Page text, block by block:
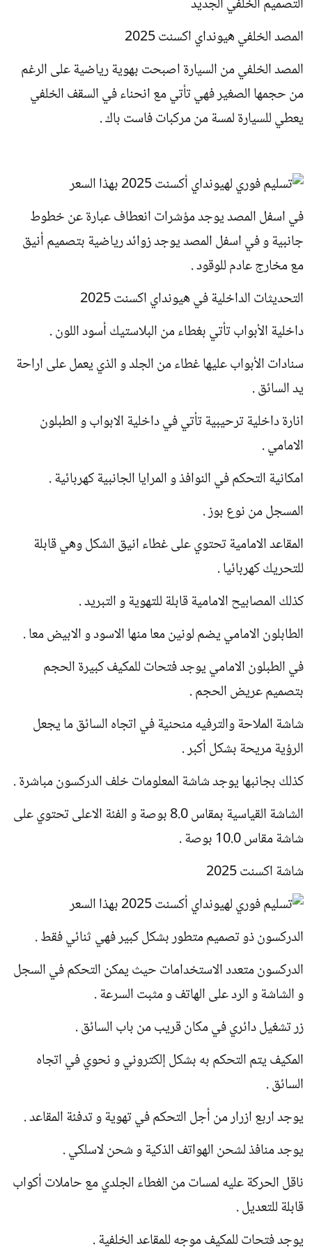
التصميم الخلفي الجديد
المصد الخلفي هيونداي اكسنت 2025
المصد الخلفي من السيارة اصبحت بهوية رياضية على الرغم
من حجمها الصغير فهي تأتي مع انحناء في السقف الخلفي
يعطي للسيارة لمسة من مركبات فاست باك .
في اسفل المصد يوجد مؤشرات انعطاف عبارة عن خطوط
جانبية و في اسفل المصد يوجد زوائد رياضية بتصميم أنيق
مع مخارج عادم للوقود .
التحديثات الداخلية في هيونداي اكسنت 2025
داخلية الأبواب تأتي بغطاء من البلاستيك أسود اللون .
سنادات الأبواب عليها غطاء من الجلد و الذي يعمل على اراحة
يد السائق .
انارة داخلية ترحيبية تأتي في داخلية الابواب و الطبلون
الامامي .
امكانية التحكم في النوافذ و المرايا الجانبية كهربائية .
المسجل من نوع بوز .
المقاعد الامامية تحتوي على غطاء انيق الشكل وهي قابلة
للتحريك كهربائيا .
كذلك المصابيح الامامية قابلة للتهوية و التبريد .
الطابلون الامامي يضم لونين معا منها الاسود و الابيض معا .
في الطبلون الامامي يوجد فتحات للمكيف كبيرة الحجم
بتصميم عريض الحجم .
شاشة الملاحة والترفيه منحنية في اتجاه السائق ما يجعل
الرؤية مريحة بشكل أكبر .
كذلك بجانبها يوجد شاشة المعلومات خلف الدركسون مباشرة .
الشاشة القياسية بمقاس 8.0 بوصة و الفئة الاعلى تحتوي على
شاشة مقاس 10.0 بوصة .
شاشة اكسنت 2025
الدركسون ذو تصميم متطور بشكل كبير فهي ثنائي فقط .
الدركسون متعدد الاستخدامات حيث يمكن التحكم في السجل
و الشاشة و الرد على الهاتف و مثبت السرعة .
زر تشغيل دائري في مكان قريب من باب السائق .
المكيف يتم التحكم به بشكل إلكتروني و نحوي في اتجاه
السائق .
يوجد اربع ازرار من أجل التحكم في تهوية و تدفئة المقاعد .
يوجد منافذ لشحن الهواتف الذكية و شحن لاسلكي .
ناقل الحركة عليه لمسات من الغطاء الجلدي مع حاملات أكواب
قابلة للتعديل .
يوجد فتحات للمكيف موجه للمقاعد الخلفية .